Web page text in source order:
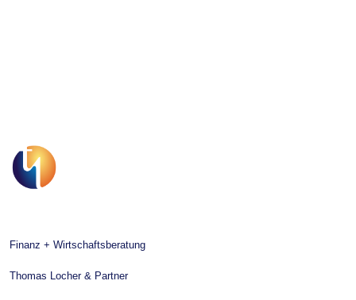
Finanz + Wirtschaftsberatung
Thomas Locher & Partner